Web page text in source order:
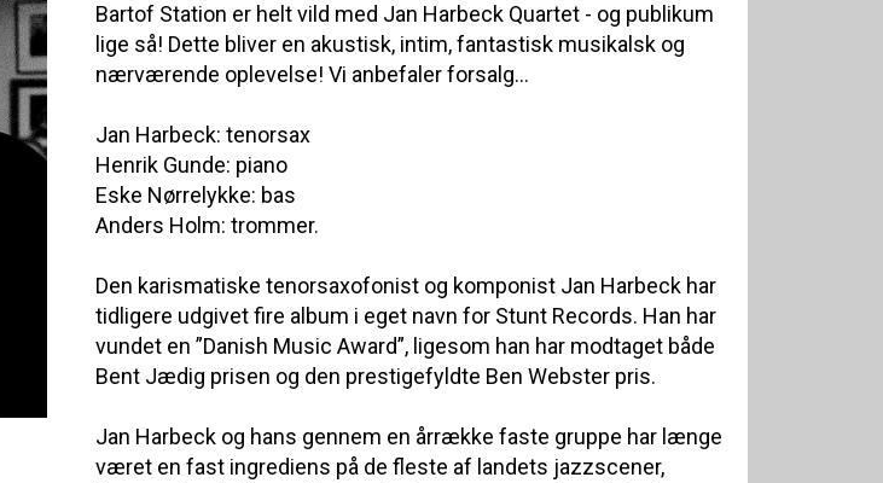
Bartof Station er helt vild med Jan Harbeck Quartet - og publikum
lige så! Dette bliver en akustisk, intim, fantastisk musikalsk og
nærværende oplevelse! Vi anbefaler forsalg...
Jan Harbeck: tenorsax
Henrik Gunde: piano
Eske Nørrelykke: bas
Anders Holm: trommer.
Den karismatiske tenorsaxofonist og komponist Jan Harbeck har
tidligere udgivet fire album i eget navn for Stunt Records. Han har
vundet en ”Danish Music Award”, ligesom han har modtaget både
Bent Jædig prisen og den prestigefyldte Ben Webster pris.
Jan Harbeck og hans gennem en årrække faste gruppe har længe
været en fast ingrediens på de fleste af landets jazzscener,